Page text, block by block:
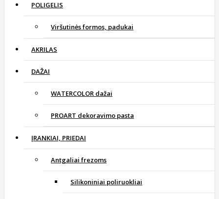
POLIGELIS
Viršutinės formos, padukai
AKRILAS
DAŽAI
WATERCOLOR dažai
PROART dekoravimo pasta
ĮRANKIAI, PRIEDAI
Antgaliai frezoms
Silikoniniai poliruokliai